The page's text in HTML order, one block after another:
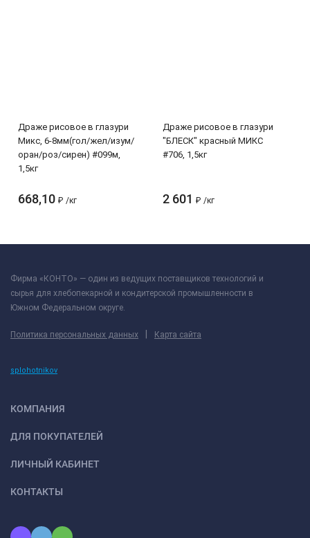
Драже рисовое в глазури
Микс, 6-8мм(гол/жел/изум/
оран/роз/сирен) #099м,
1,5кг
668,10 ₽ /кг
Драже рисовое в глазури
"БЛЕСК" красный МИКС
#706, 1,5кг
2 601 ₽ /кг
Фирма «КОНТО» — один из ведущих поставщиков технологий и
сырья для хлебопекарной и кондитерской промышленности в
Южном Федеральном округе.
Политика персональных данных Карта сайта
splohotnikov
КОМПАНИЯ
ДЛЯ ПОКУПАТЕЛЕЙ
ЛИЧНЫЙ КАБИНЕТ
КОНТАКТЫ